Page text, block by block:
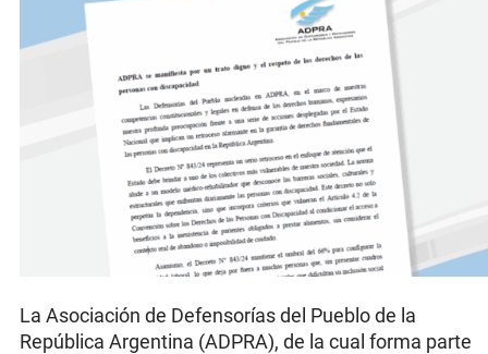
La Asociación de Defensorías del Pueblo de la
República Argentina (ADPRA), de la cual forma parte